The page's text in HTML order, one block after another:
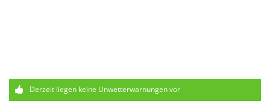
Derzeit liegen keine Unwetterwarnungen vor